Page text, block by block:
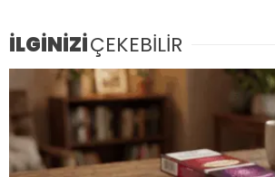
İLGİNİZİÇEKEBİLİR